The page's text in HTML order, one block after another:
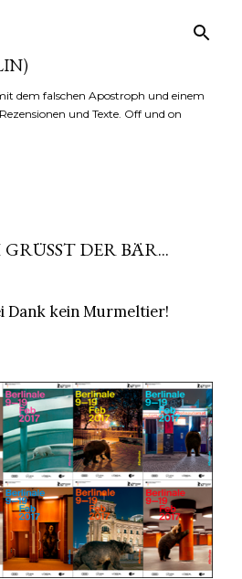
dem falschen Apostroph und einem
und Texte. Off und on
DER BÄR...
Dank kein Murmeltier!